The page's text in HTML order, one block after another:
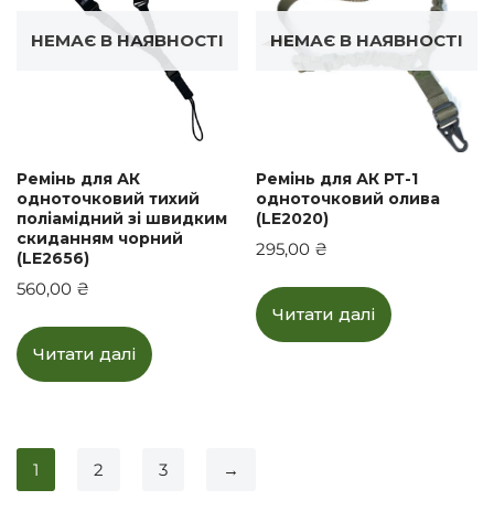
НЕМАЄ В НАЯВНОСТІ
Ремінь для АК
одноточковий тихий
поліамідний зі швидким
скиданням чорний
(LE2656)
560,00 ₴
Читати далі
НЕМАЄ В НАЯВНОСТІ
Ремінь для АК РТ-1
одноточковий олива
(LE2020)
295,00 ₴
Читати далі
1 2 3 →